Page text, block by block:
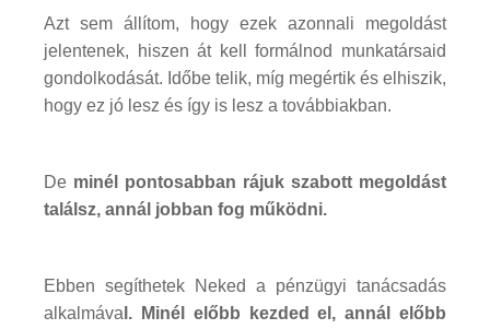
Azt sem állítom, hogy ezek azonnali megoldást
jelentenek, hiszen át kell formálnod munkatársaid
gondolkodását. Időbe telik, míg megértik és elhiszik,
hogy ez jó lesz és így is lesz a továbbiakban.
De minél pontosabban rájuk szabott megoldást
találsz, annál jobban fog működni.
Ebben segíthetek Neked a pénzügyi tanácsadás
alkalmáva l. Minél előbb kezded el, annál előbb